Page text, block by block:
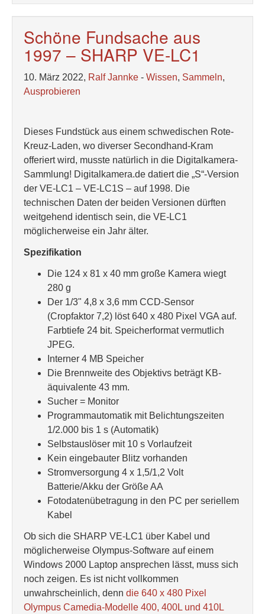
Schöne Fundsache aus
1997 – SHARP VE-LC1
10. März 2022, Ralf Jannke - Wissen, Sammeln,
Ausprobieren
Dieses Fundstück aus einem schwedischen Rote-
Kreuz-Laden, wo diverser Secondhand-Kram
offeriert wird, musste natürlich in die Digitalkamera-
Sammlung! Digitalkamera.de datiert die „S“-Version
der VE-LC1 – VE-LC1S – auf 1998. Die
technischen Daten der beiden Versionen dürften
weitgehend identisch sein, die VE-LC1
möglicherweise ein Jahr älter.
Spezifikation
Die 124 x 81 x 40 mm große Kamera wiegt
280 g
Der 1/3" 4,8 x 3,6 mm CCD-Sensor
(Cropfaktor 7,2) löst 640 x 480 Pixel VGA auf.
Farbtiefe 24 bit. Speicherformat vermutlich
JPEG.
Interner 4 MB Speicher
Die Brennweite des Objektivs beträgt KB-
äquivalente 43 mm.
Sucher = Monitor
Programmautomatik mit Belichtungszeiten
1/2.000 bis 1 s (Automatik)
Selbstauslöser mit 10 s Vorlaufzeit
Kein eingebauter Blitz vorhanden
Stromversorgung 4 x 1,5/1,2 Volt
Batterie/Akku der Größe AA
Fotodatenübetragung in den PC per seriellem
Kabel
Ob sich die SHARP VE-LC1 über Kabel und
möglicherweise Olympus-Software auf einem
Windows 2000 Laptop ansprechen lässt, muss sich
noch zeigen. Es ist nicht vollkommen
unwahrscheinlich, denn die 640 x 480 Pixel
Olympus Camedia-Modelle 400, 400L und 410L